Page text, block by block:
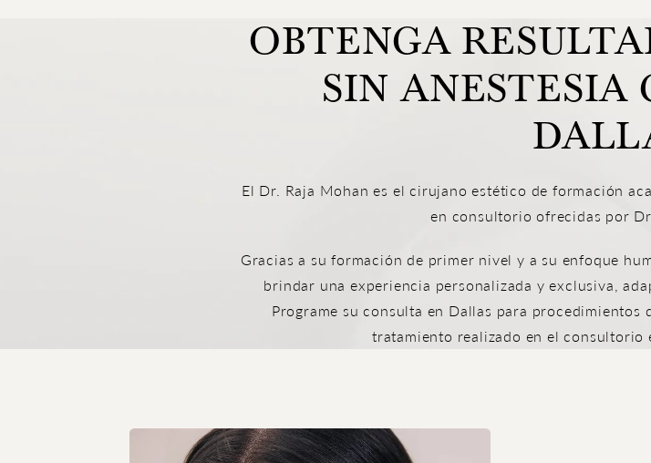
OBTENGA
SIN ANESTESIA
El Dr. Raja Mohan es el cirujano estético de formación
en consultorio ofrecidas por
Gracias a su formación de primer nivel y a su enfoque
brindar una experiencia personalizada y exclusiva,
Programe su consulta en Dallas para procedimientos
tratamiento realizado en el consultorio